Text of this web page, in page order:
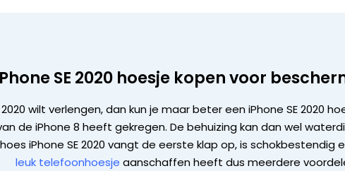
SE 2020 hoesje kopen voor
wilt verlengen, dan kun je maar beter een iPhone SE 2020
de iPhone 8 heeft gekregen. De behuizing kan dan wel
iPhone SE 2020 vangt de eerste klap op, is schokbestendig
leuk telefoonhoesje aanschaffen heeft dus meerdere